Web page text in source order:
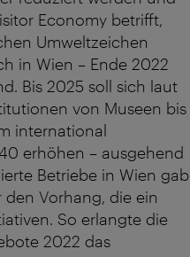
Economy betrifft,
Umweltzeichen
in Wien – Ende 2022
Bis 2025 soll sich laut
von Museen bis
international
erhöhen – ausgehend
Betriebe in Wien gab
den Vorhang, die ein
So erlangte die
2022 das